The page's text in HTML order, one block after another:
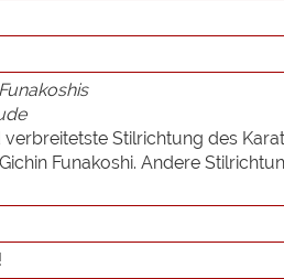
verbreitetste Stilrichtung des
Funakoshi. Andere